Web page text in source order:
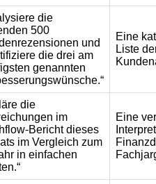
die
500
und
die drei am
genannten
Eine
Liste
die
im
Bericht dieses
im Vergleich zum
in einfachen
Eine